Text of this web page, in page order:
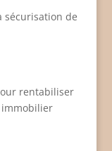
sécurisation de
rentabiliser